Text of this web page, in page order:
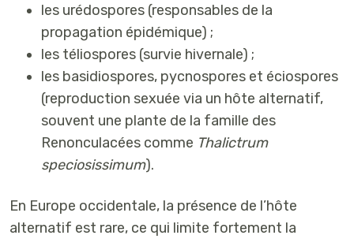
les urédospores (responsables de la
propagation épidémique) ;
les téliospores (survie hivernale) ;
les basidiospores, pycnospores et éciospores
(reproduction sexuée via un hôte alternatif,
souvent une plante de la famille des
Renonculacées comme Thalictrum
speciosissimum).
En Europe occidentale, la présence de l’hôte
alternatif est rare, ce qui limite fortement la